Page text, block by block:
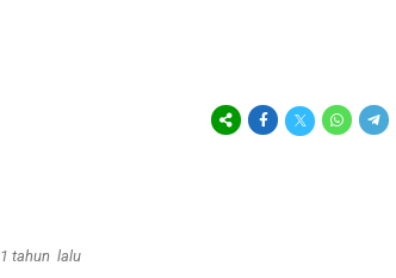
1 tahun lalu